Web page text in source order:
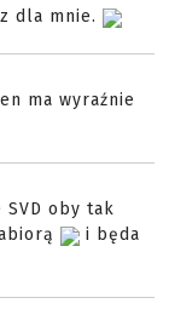
dla mnie.
ma wyraźnie
oby tak
i będa